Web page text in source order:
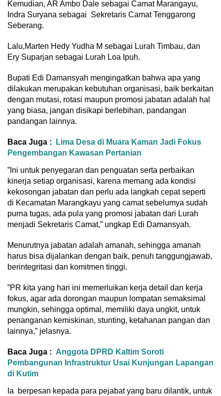
Kemudian, AR Ambo Dale sebagai Camat Marangayu,
Indra Suryana sebagai Sekretaris Camat Tenggarong
Seberang.
Lalu,Marten Hedy Yudha M sebagai Lurah Timbau, dan
Ery Suparjan sebagai Lurah Loa Ipuh.
Bupati Edi Damansyah mengingatkan bahwa apa yang
dilakukan merupakan kebutuhan organisasi, baik berkaitan
dengan mutasi, rotasi maupun promosi jabatan adalah hal
yang biasa, jangan disikapi berlebihan, pandangan
pandangan lainnya.
Baca Juga :
Lima Desa di Muara Kaman Jadi Fokus
Pengembangan Kawasan Pertanian
”Ini untuk penyegaran dan penguatan serta perbaikan
kinerja setiap organisasi, karena memang ada kondisi
kekosongan jabatan dan perlu ada langkah cepat seperti
di Kecamatan Marangkayu yang camat sebelumya sudah
purna tugas, ada pula yang promosi jabatan dari Lurah
menjadi Sekretaris Camat,” ungkap Edi Damansyah.
Menurutnya jabatan adalah amanah, sehingga amanah
harus bisa dijalankan dengan baik, penuh tanggungjawab,
berintegritasi dan komitmen tinggi.
”PR kita yang hari ini memerluikan kerja detail dan kerja
fokus, agar ada dorongan maupun lompatan semaksimal
mungkin, sehingga optimal, memiliki daya ungkit, untuk
penanganan kemiskinan, stunting, ketahanan pangan dan
lainnya,” jelasnya.
Baca Juga : Anggota DPRD Kaltim Soroti
Pembangunan Infrastruktur Usai Kunjungan Lapangan
di Kutim
Ia berpesan kepada para pejabat yang baru dilantik, untuk